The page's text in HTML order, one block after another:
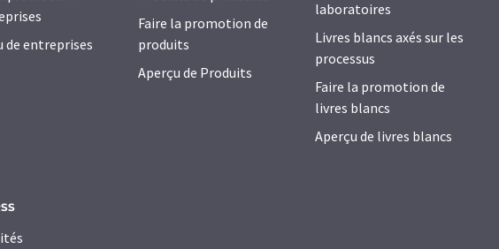
de entreprises
Faire la promotion de
produits
Aperçu de Produits
laboratoires
Livres blancs axés sur les
processus
Faire la promotion de
livres blancs
Aperçu de livres blancs